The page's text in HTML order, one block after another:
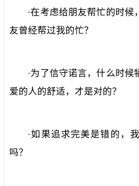
·在考虑给朋友帮忙的时候
友曾经帮过我的忙？
·为了信守诺言，什么时候
爱的人的舒适，才是对的？
·如果追求完美是错的，
吗？